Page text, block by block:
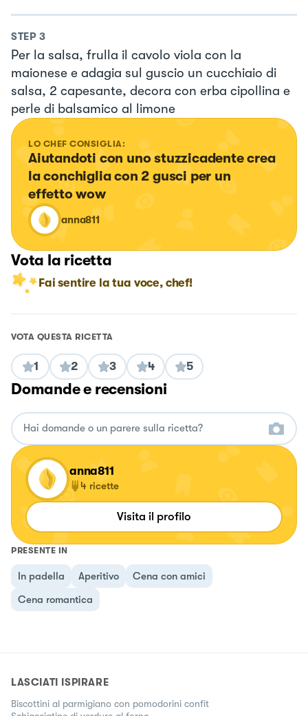
STEP 3
Per la salsa, frulla il cavolo viola con la
maionese e adagia sul guscio un cucchiaio di
salsa, 2 capesante, decora con erba cipollina e
perle di balsamico al limone
LO CHEF CONSIGLIA:
Aiutandoti con uno stuzzicadente crea
la conchiglia con 2 gusci per un
effetto wow
anna811
Vota la ricetta
Fai sentire la tua voce, chef!
VOTA QUESTA RICETTA
1 2 3 4 5
Domande e recensioni
anna811
4 ricette
Visita il profilo
PRESENTE IN
In padella Aperitivo
Cena con amici
Cena romantica
LASCIATI ISPIRARE
Biscottini al parmigiano con pomodorini confit